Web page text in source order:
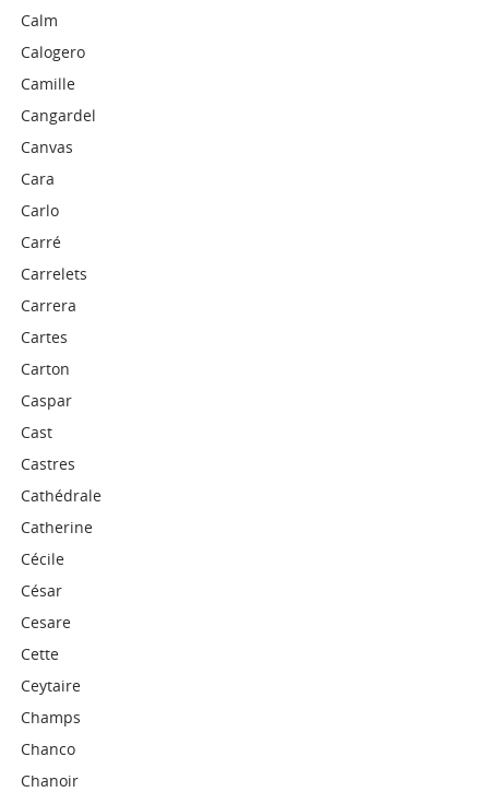
Calm
Calogero
Camille
Cangardel
Canvas
Cara
Carlo
Carré
Carrelets
Carrera
Cartes
Carton
Caspar
Cast
Castres
Cathédrale
Catherine
Cécile
César
Cesare
Cette
Ceytaire
Champs
Chanco
Chanoir